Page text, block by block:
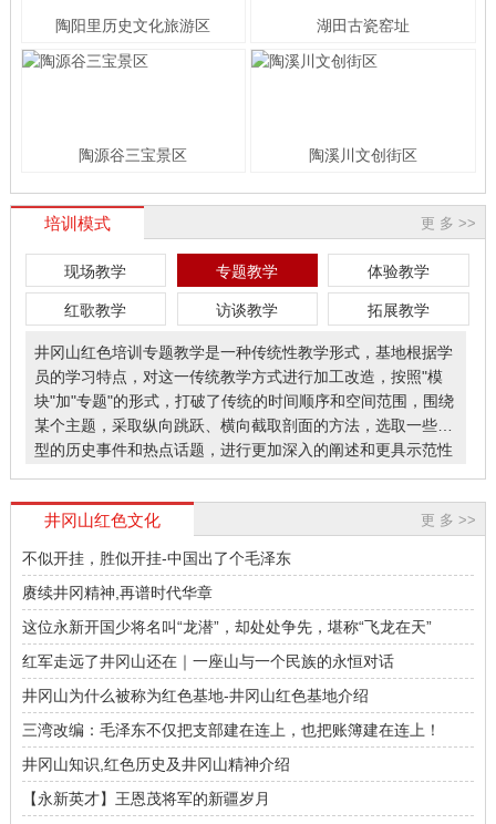
陶阳里历史文化旅游区 湖田古瓷窑址
陶源谷三宝景区 陶溪川文创街区
培训模式 更 多 >>
现场教学 专题教学 体验教学
红歌教学 访谈教学 拓展教学
井冈山红色培训专题教学是一种传统性教学形式，基地根据学
员的学习特点，对这一传统教学方式进行加工改造，按照"模
块"加"专题"的形式，打破了传统的时间顺序和空间范围，围绕
某个主题，采取纵向跳跃、横向截取剖面的方法，选取一些典
型的历史事件和热点话题，进行更加深入的阐述和更具示范性
神，加强红色教育修养..
井冈山红色文化
更 多 >>
不似开挂，胜似开挂-中国出了个毛泽东
赓续井冈精神,再谱时代华章
这位永新开国少将名叫“龙潜”，却处处争先，堪称“飞龙在天”
红军走远了井冈山还在｜一座山与一个民族的永恒对话
井冈山为什么被称为红色基地-井冈山红色基地介绍
三湾改编：毛泽东不仅把支部建在连上，也把账簿建在连上！
井冈山知识,红色历史及井冈山精神介绍
【永新英才】王恩茂将军的新疆岁月